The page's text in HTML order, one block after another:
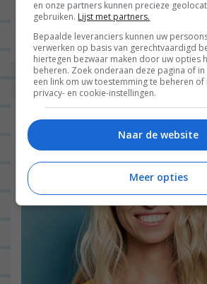
en onze partners kunnen precieze
gebruiken. Lijst met partners.
Bepaalde leveranciers kunnen uw
verwerken op basis van gerechtvaardigd
hiertegen bezwaar maken door uw opties
beheren. Zoek onderaan deze pagina of
een link om uw toestemming te beheren of
privacy- en cookie-instellingen.
Naar de website
Meer opties